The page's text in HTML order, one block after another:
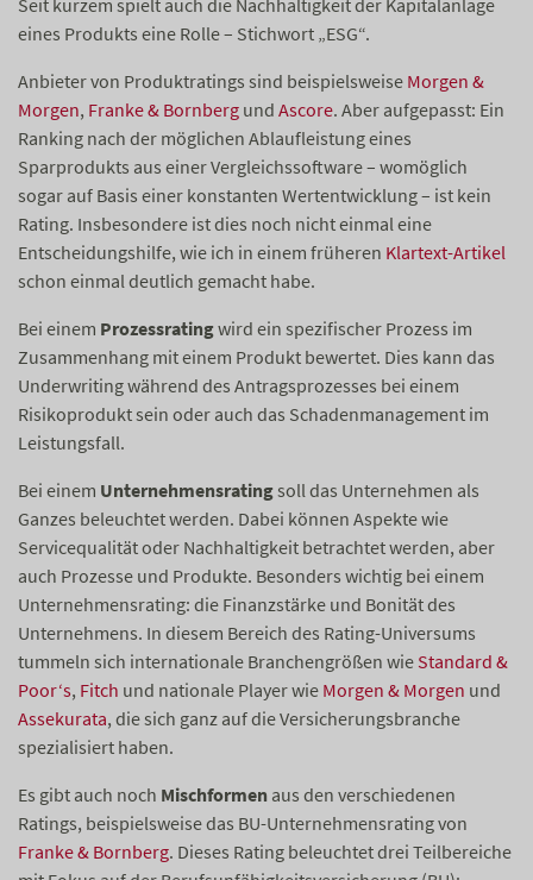
Seit kurzem spielt auch die Nachhaltigkeit der Kapitalanlage
eines Produkts eine Rolle – Stichwort „ESG“.
Anbieter von Produktratings sind beispielsweise Morgen &
Morgen, Franke & Bornberg und Ascore. Aber aufgepasst: Ein
Ranking nach der möglichen Ablaufleistung eines
Sparprodukts aus einer Vergleichssoftware – womöglich
sogar auf Basis einer konstanten Wertentwicklung – ist kein
Rating. Insbesondere ist dies noch nicht einmal eine
Entscheidungshilfe, wie ich in einem früheren Klartext-Artikel
schon einmal deutlich gemacht habe.
Bei einem Prozessratingwird ein spezifischer Prozess im
Zusammenhang mit einem Produkt bewertet. Dies kann das
Underwriting während des Antragsprozesses bei einem
Risikoprodukt sein oder auch das Schadenmanagement im
Leistungsfall.
Bei einem Unternehmensratingsoll das Unternehmen als
Ganzes beleuchtet werden. Dabei können Aspekte wie
Servicequalität oder Nachhaltigkeit betrachtet werden, aber
auch Prozesse und Produkte. Besonders wichtig bei einem
Unternehmensrating: die Finanzstärke und Bonität des
Unternehmens. In diesem Bereich des Rating-Universums
tummeln sich internationale Branchengrößen wie Standard &
Poor‘s, Fitch und nationale Player wie Morgen & Morgen und
Assekurata, die sich ganz auf die Versicherungsbranche
spezialisiert haben.
Es gibt auch noch Mischformen aus den verschiedenen
Ratings, beispielsweise das BU-Unternehmensrating von
Franke & Bornberg. Dieses Rating beleuchtet drei Teilbereiche